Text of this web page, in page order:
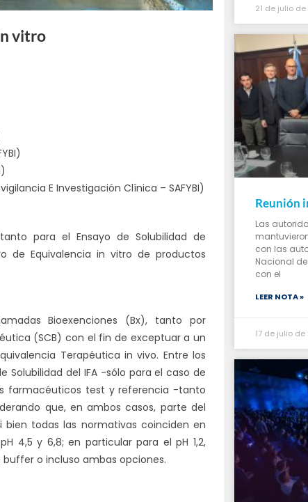
vitro
E Investigación Clínica – SAFYBI)
para el Ensayo de Solubilidad de
de Equivalencia in vitro de productos
Bioexenciones (Bx), tanto por
(SCB) con el fin de exceptuar a un
Terapéutica in vivo. Entre los
Solubilidad del IFA -sólo para el caso de
farmacéuticos test y referencia -tanto
que, en ambos casos, parte del
bien todas las normativas coinciden en
4,5 y 6,8; en particular para el pH 1,2,
o incluso ambas opciones.
21 de julio
Reunión
Las
con las
Nacional
con el
LEER NOTA »
17 de julio